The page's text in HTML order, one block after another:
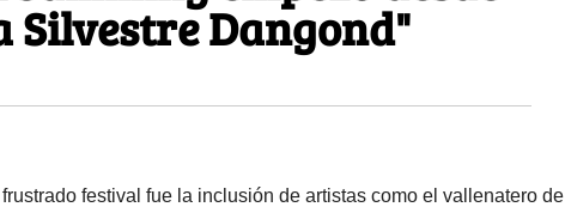
Silvestre Dangond"
festival fue la inclusión de artistas como el vallenatero de